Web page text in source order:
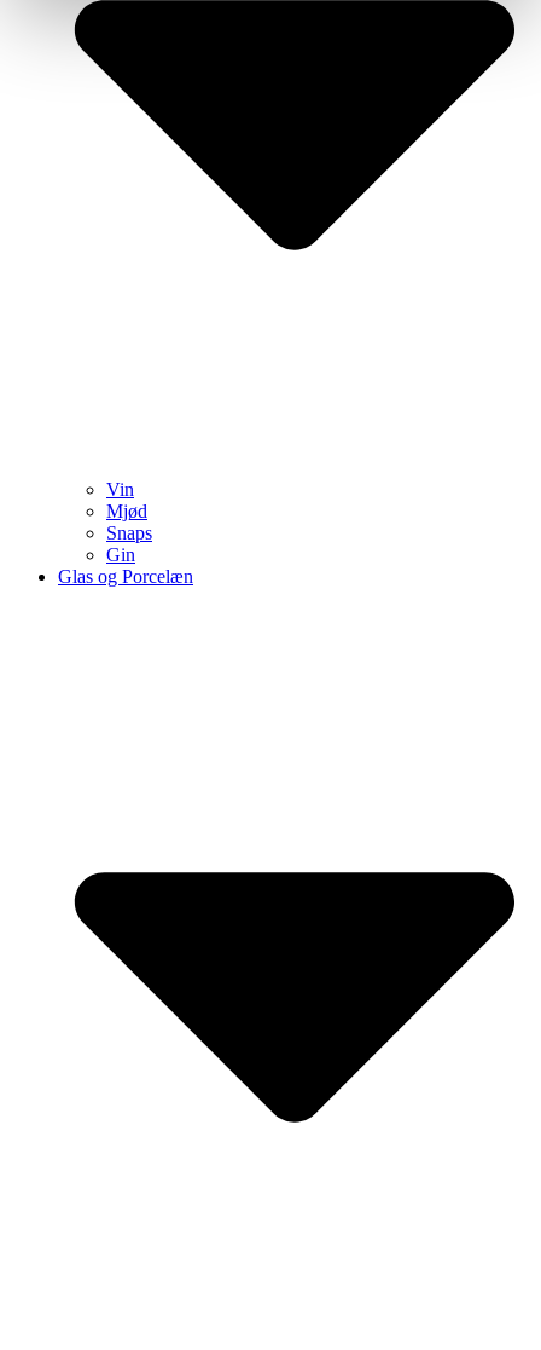
Vin
Mjød
Snaps
Gin
Glas og Porcelæn